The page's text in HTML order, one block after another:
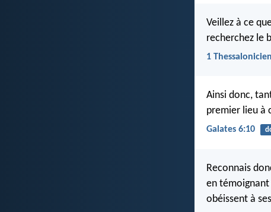
Veillez à ce
recherchez le
1
Ainsi donc,
premier lieu à
Galates 6:10
Reconnais
en témoignant
obéissent à